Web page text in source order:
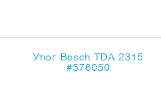
Утюг Bosch TDA 2315
#576050